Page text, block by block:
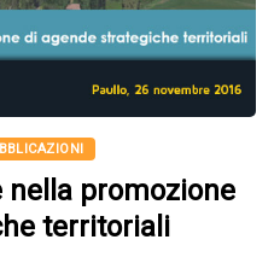
nella promozione
territoriali